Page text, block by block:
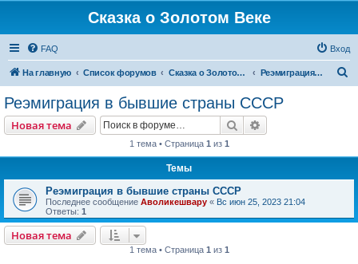
Сказка о Золотом Веке
FAQ Вход
На главную Список форумов Сказка о Золотом Веке Реэмиграция в бывшие страны СССР
Реэмиграция в бывшие страны СССР
Новая тема Поиск
1 тема • Страница 1 из 1
Темы
Реэмиграция в бывшие страны СССР
Последнее сообщение Аволикешвару « Вс июн 25, 2023 21:04
Ответы: 1
Новая тема
1 тема • Страница 1 из 1